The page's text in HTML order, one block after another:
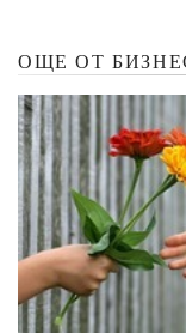
ОЩЕ ОТ